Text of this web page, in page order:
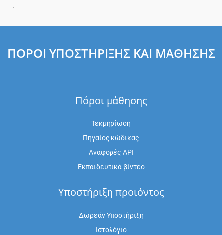
.
ΠΌΡΟΙ ΥΠΟΣΤΉΡΙΞΗΣ ΚΑΙ ΜΆΘΗΣΗΣ
Πόροι μάθησης
Τεκμηρίωση
Πηγαίος κώδικας
Αναφορές API
Εκπαιδευτικά βίντεο
Υποστήριξη προιόντος
Δωρεάν Υποστήριξη
Ιστολόγιο